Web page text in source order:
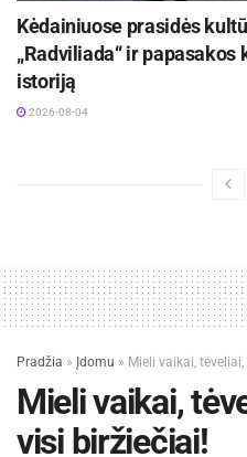
Kėdainiuose prasidės
„Radviliada“ ir
istoriją
2026-08-04
Pradžia » Įdomu » Mieli vaikai,
Mieli vaikai,
visi biržiečiai!